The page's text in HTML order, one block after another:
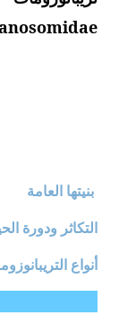
-
بنيتها العامة
التكاثر ودورة
أنواع